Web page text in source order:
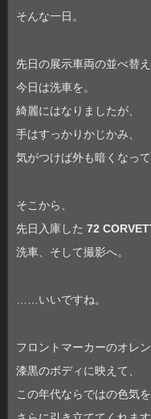
そんな一日。
先日の展示車両の並べ替え
今日は洗車を。
綺麗にはなりましたが、
手はすっかりかじかみ、
気がつけば外も暗くなって
そこから、
先日入庫した 72
洗車、そして撮影へ。
……いいですね。
フロントマーカーのオレン
漆黒のボディに映えて、
この年代ならではの色気を